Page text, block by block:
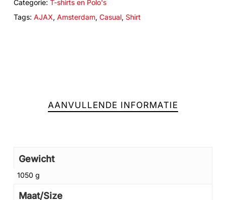
Geen producten in de winkelwagen.
Categorie: T-shirts en Polo's
Tags: AJAX, Amsterdam, Casual, Shirt
AANVULLENDE INFORMATIE
Gewicht
1050 g
Maat/Size